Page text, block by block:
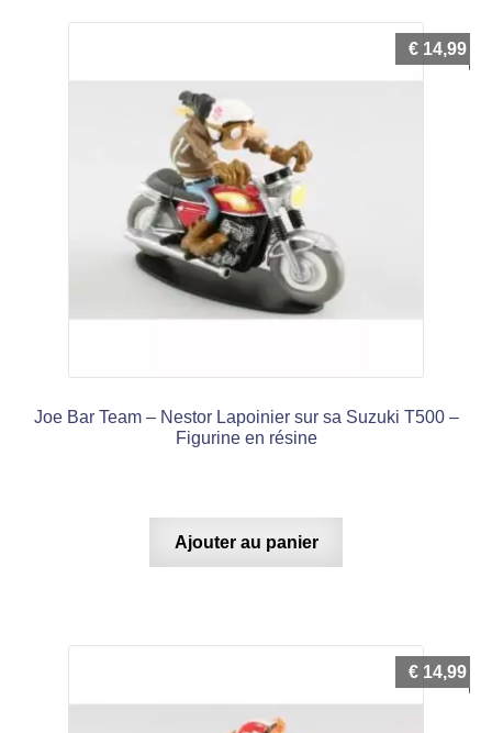
Joe Bar Team – Nestor Lapoinier sur sa Suzuki T500 –
Figurine en résine
€ 14,99
Ajouter au panier
€ 14,99